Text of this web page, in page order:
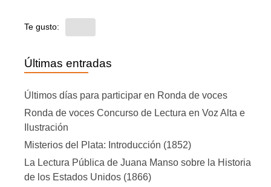
Te gusto:
Últimas entradas
Últimos días para participar en Ronda de voces
Ronda de voces Concurso de Lectura en Voz Alta e
Ilustración
Misterios del Plata: Introducción (1852)
La Lectura Pública de Juana Manso sobre la Historia
de los Estados Unidos (1866)